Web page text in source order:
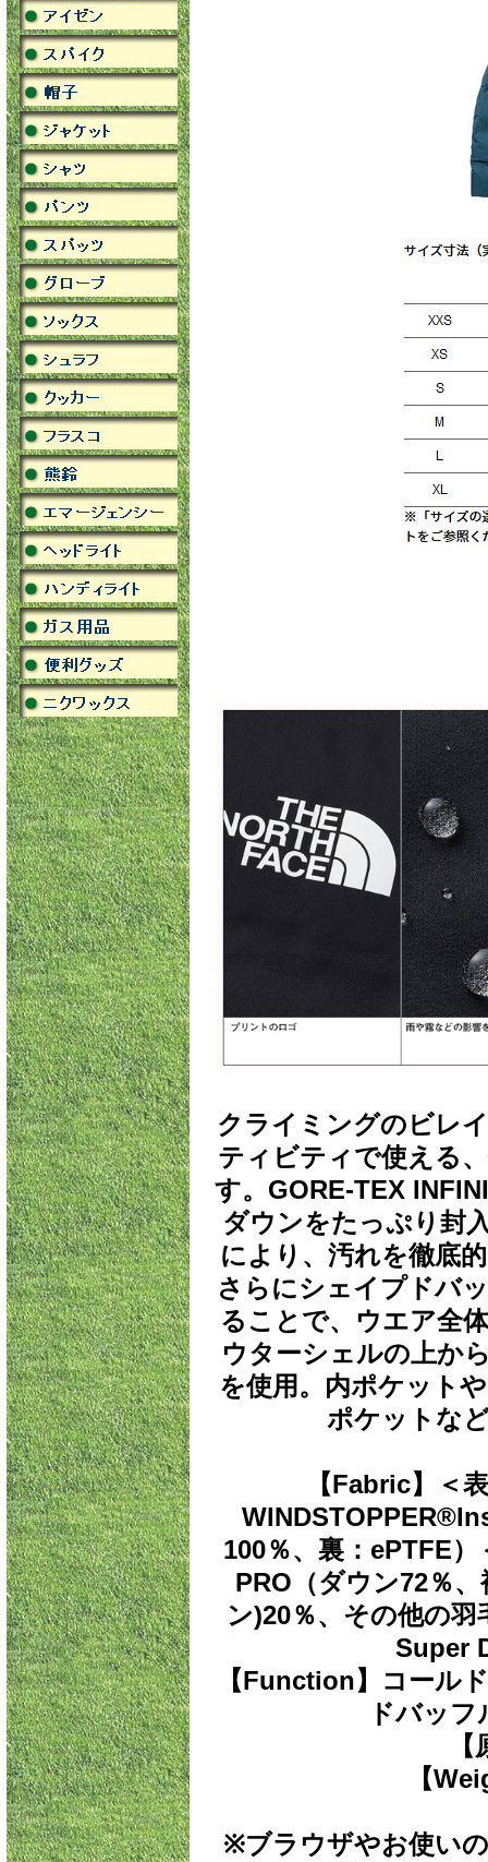
クライミングのビレ
ティビティで使える
す。GORE-TEX
ダウンをたっぷり封
により、汚れを徹底
さらにシェイプドバ
ることで、ウエア全
ウターシェルの上か
を使用。内ポケット
ポケットな
【Fabric】＜
100％、裏：ePTFE
PRO（ダウン72％
ン)20％、その他の
Super
【Function】コール
ドバッ
【
※ブラウザやお使い